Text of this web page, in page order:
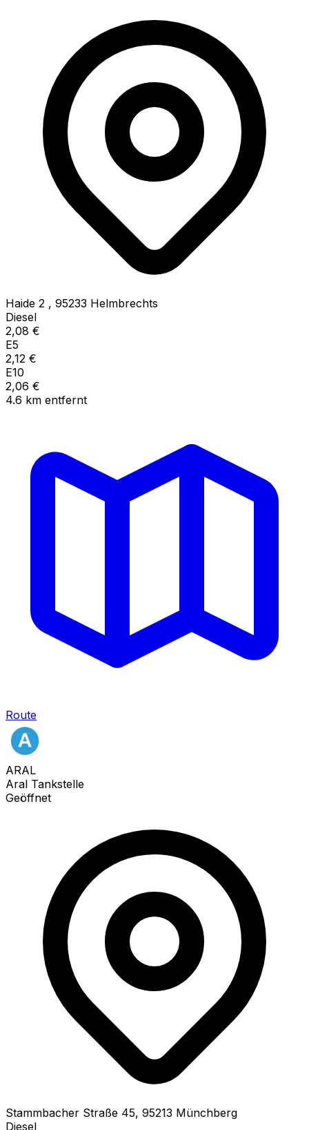
Haide 2 , 95233 Helmbrechts
Diesel
2,08 €
E5
2,12 €
E10
2,06 €
4.6 km entfernt
Route
ARAL
Aral Tankstelle
Geöffnet
Stammbacher Straße 45, 95213 Münchberg
Diesel